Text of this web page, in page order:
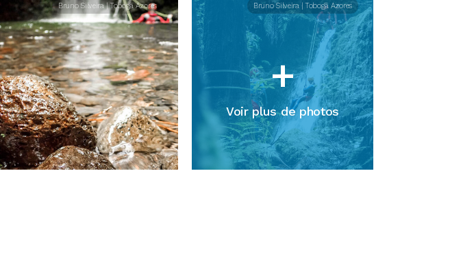
Bruno Silveira | Tobogã Azores Bruno Silveira | Tobogã Azores
+
Voir plus de photos